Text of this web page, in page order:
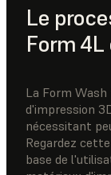
Le
Form
La Form
d'impression
nécessitant
Regardez
base de